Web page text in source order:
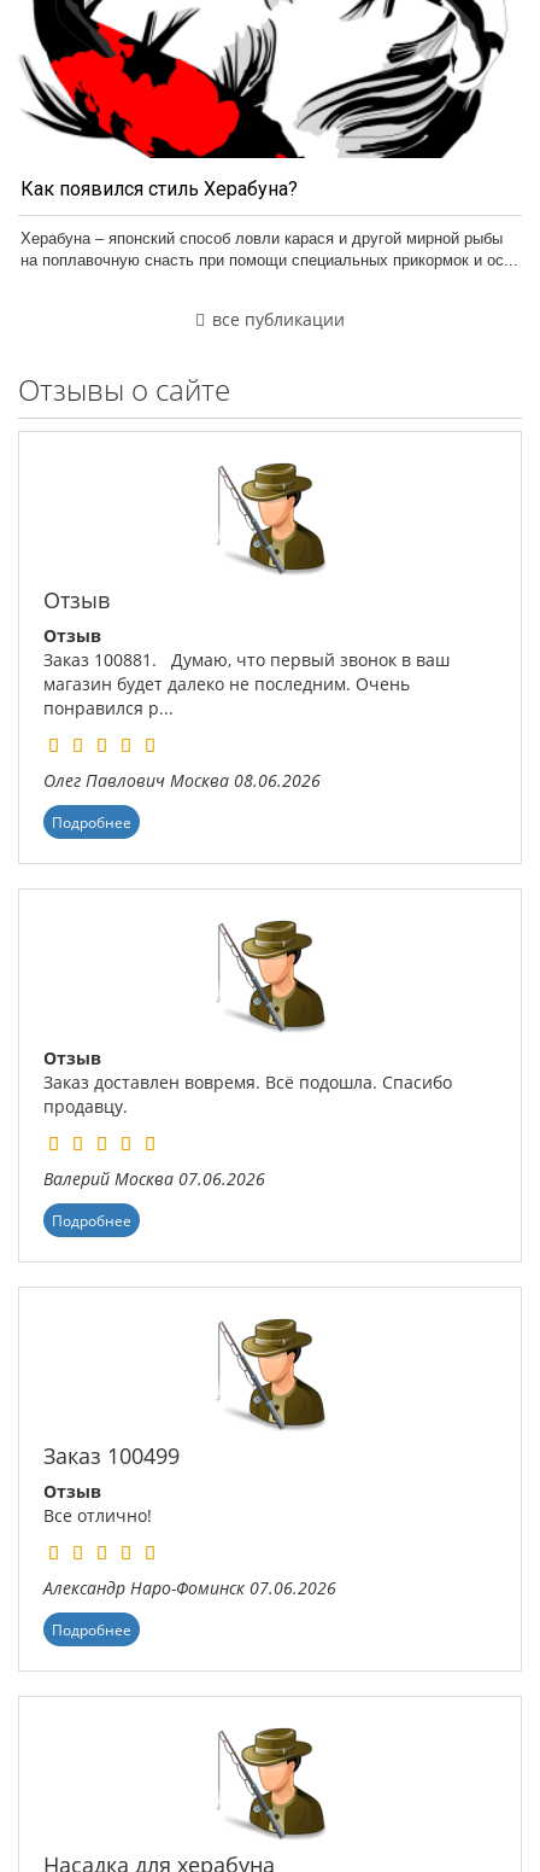
Как появился стиль Херабуна?
Херабуна – японский способ ловли карася и другой мирной рыбы
на поплавочную снасть при помощи специальных прикормок и ос...
все публикации
Отзывы о сайте
Отзыв
Отзыв
Заказ 100881. Думаю, что первый звонок в ваш
магазин будет далеко не последним. Очень
понравился р...
Олег Павлович Москва 08.06.2026
Подробнее
Отзыв
Заказ доставлен вовремя. Всё подошла. Спасибо
продавцу.
Валерий Москва 07.06.2026
Подробнее
Заказ 100499
Отзыв
Все отлично!
Александр Наро-Фоминск 07.06.2026
Подробнее
Насадка для херабуна